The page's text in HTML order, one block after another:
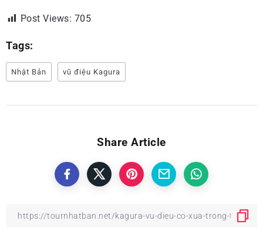
Post Views: 705
Tags:
Nhật Bản vũ điệu Kagura
Share Article